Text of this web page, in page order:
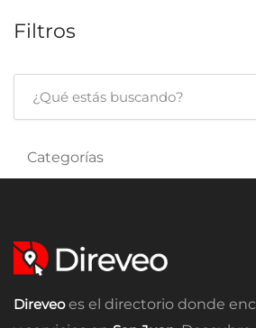
Filtros
Categorías
Direveoes el directorio donde